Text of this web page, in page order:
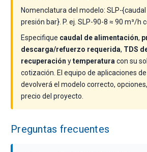
Nomenclatura del modelo: SLP-
presión bar}. P. ej. SLP-90-8 ≈ 90 m³/h
Especifique caudal de alimentación,
descarga/refuerzo requerida, TDS
recuperación ytemperatura con su
cotización. El equipo de aplicaciones
devolverá el modelo correcto,
precio del proyecto.
Preguntas frecuentes